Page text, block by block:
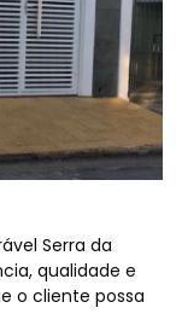
Serra da
qualidade e
o cliente possa